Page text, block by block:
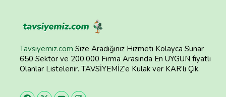
Tavsiyemiz.com Size Aradığınız Hizmeti Kolayca Sunar
650 Sektör ve 200.000 Firma Arasında En UYGUN fiyatlı
Olanlar Listelenir. TAVSİYEMİZ’e Kulak ver KAR’lı Çık.